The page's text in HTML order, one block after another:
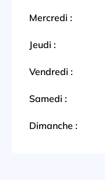
Mercredi :
Jeudi :
Vendredi :
Samedi :
Dimanche :